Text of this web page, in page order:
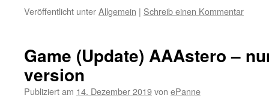
Veröffentlicht unterAllgemein | Schreib einen Kommentar
Game (Update) AAAstero –
version
Publiziert am 14. Dezember 2019von ePanne